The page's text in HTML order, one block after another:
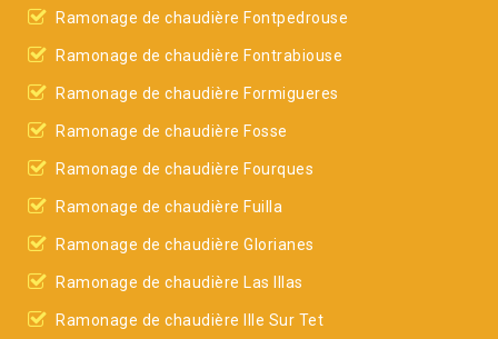
Ramonage de chaudière Fontpedrouse
Ramonage de chaudière Fontrabiouse
Ramonage de chaudière Formigueres
Ramonage de chaudière Fosse
Ramonage de chaudière Fourques
Ramonage de chaudière Fuilla
Ramonage de chaudière Glorianes
Ramonage de chaudière Las Illas
Ramonage de chaudière Ille Sur Tet